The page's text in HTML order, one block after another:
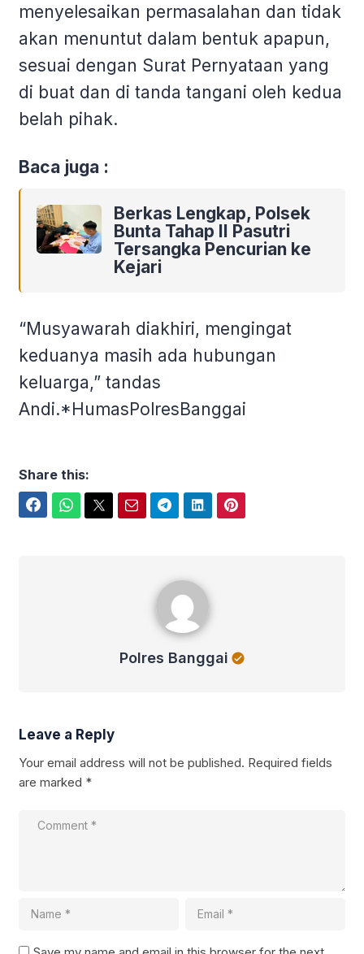
menyelesaikan permasalahan dan tidak
akan menuntut dalam bentuk apapun,
sesuai dengan Surat Pernyataan yang
di buat dan di tanda tangani oleh kedua
belah pihak.
Baca juga :
Berkas Lengkap, Polsek
Bunta Tahap II Pasutri
Tersangka Pencurian ke
Kejari
“Musyawarah diakhiri, mengingat
keduanya masih ada hubungan
keluarga,” tandas
Andi.*HumasPolresBanggai
Share this:
Polres Banggai
Leave a Reply
Your email address will not be published. Required fields
are marked *